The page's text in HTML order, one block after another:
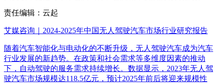
责任编辑：云起
艾媒咨询｜2024-2025年中国无人驾驶汽车市场行业研究报告
随着汽车智能化与电动化的不断升级，无人驾驶汽车成为汽车
行业发展的新趋势。在政策和社会需求等多维度因素的推动
下，自动驾驶的服务需求持续增长。数据显示，2023年无人驾
驶汽车市场规模达118.5亿元，预计2025年前后将迎来规模性